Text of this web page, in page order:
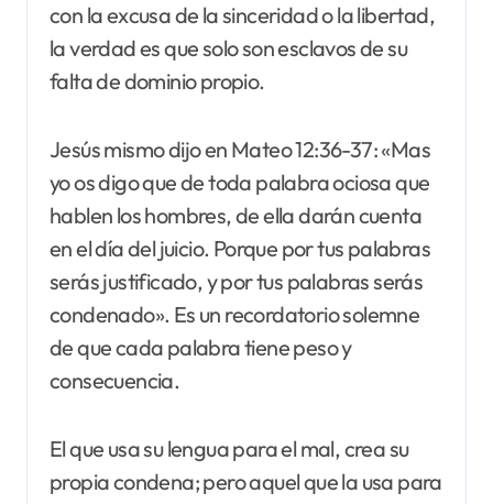
con la excusa de la sinceridad o la libertad,
la verdad es que solo son esclavos de su
falta de dominio propio.
Jesús mismo dijo en Mateo 12:36-37: «Mas
yo os digo que de toda palabra ociosa que
hablen los hombres, de ella darán cuenta
en el día del juicio. Porque por tus palabras
serás justificado, y por tus palabras serás
condenado». Es un recordatorio solemne
de que cada palabra tiene peso y
consecuencia.
El que usa su lengua para el mal, crea su
propia condena; pero aquel que la usa para